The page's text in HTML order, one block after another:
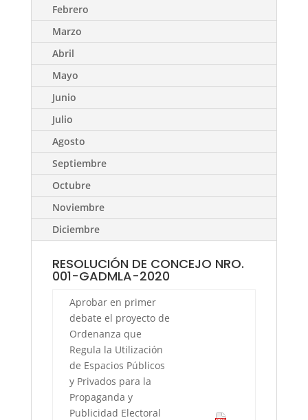
Febrero
Marzo
Abril
Mayo
Junio
Julio
Agosto
Septiembre
Octubre
Noviembre
Diciembre
RESOLUCIÓN DE CONCEJO NRO.
001-GADMLA-2020
Aprobar en primer
debate el proyecto de
Ordenanza que
Regula la Utilización
de Espacios Públicos
y Privados para la
Propaganda y
Publicidad Electoral